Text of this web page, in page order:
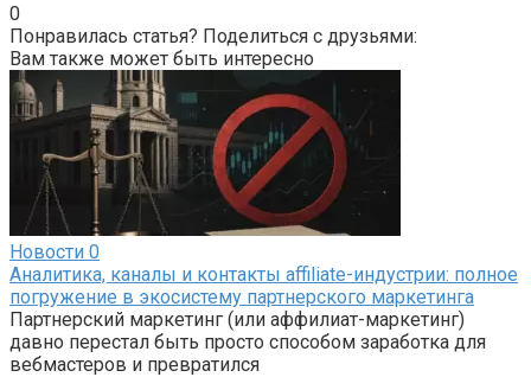
0
Понравилась статья? Поделиться с друзьями:
Вам также может быть интересно
Новости 0
Аналитика, каналы и контакты affiliate-индустрии: полное
погружение в экосистему партнерского маркетинга
Партнерский маркетинг (или аффилиат-маркетинг)
давно перестал быть просто способом заработка для
вебмастеров и превратился